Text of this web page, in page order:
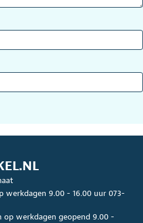
werkdagen 9.00 - 16.00 uur 073-
op werkdagen geopend 9.00 -